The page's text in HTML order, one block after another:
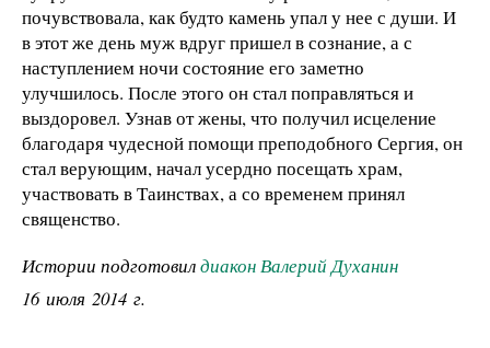
почувствовала, как будто камень упал у нее с души. И
в этот же день муж вдруг пришел в сознание, а с
наступлением ночи состояние его заметно
улучшилось. После этого он стал поправляться и
выздоровел. Узнав от жены, что получил исцеление
благодаря чудесной помощи преподобного Сергия, он
стал верующим, начал усердно посещать храм,
участвовать в Таинствах, а со временем принял
священство.
Истории подготовилдиакон Валерий Духанин
16 июля 2014 г.